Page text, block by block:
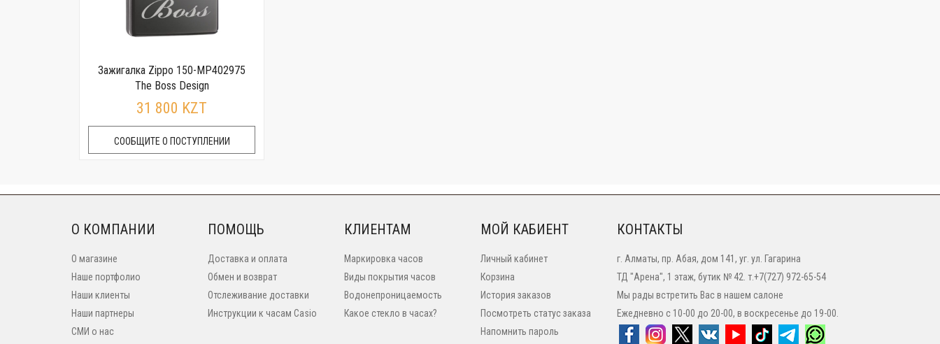
Зажигалка Zippo 150-MP402975
The Boss Design
31 800 KZT
СООБЩИТЕ О ПОСТУПЛЕНИИ
О КОМПАНИИ
О магазине
Наше портфолио
Наши клиенты
Наши партнеры
СМИ о нас
ПОМОЩЬ
Доставка и оплата
Обмен и возврат
Отслеживание доставки
Инструкции к часам Casio
КЛИЕНТАМ
Маркировка часов
Виды покрытия часов
Водонепроницаемость
Какое стекло в часах?
МОЙ КАБИЕНТ
Личный кабинет
Корзина
История заказов
Посмотреть статус заказа
Напомнить пароль
КОНТАКТЫ
г. Алматы, пр. Абая, дом 141, уг. ул. Гагарина
ТД "Арена", 1 этаж, бутик № 42. т.+7(727) 972-65-54
Мы рады встретить Вас в нашем салоне
Ежедневно с 10-00 до 20-00, в воскресенье до 19-00.